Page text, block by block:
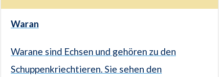
Waran
Warane sind Echsen und gehören zu den
Schuppenkriechtieren. Sie sehen den